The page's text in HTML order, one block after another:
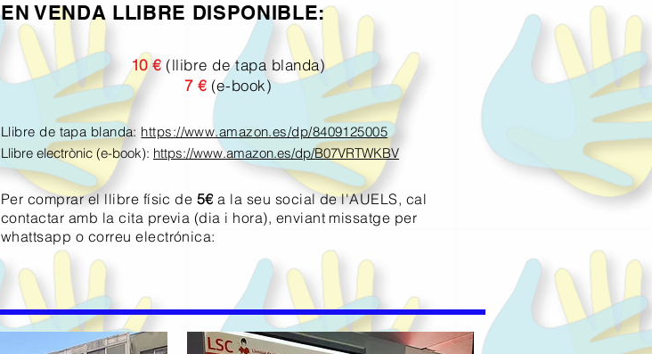
EN VENDA LLIBRE DISPONIBLE:
10 €(llibre de tapa blanda)
7 €(e-book)
Llibre de tapa blanda: https://www.amazon.es/dp/8409125005
Llibre electrònic (e-book): https://www.amazon.es/dp/B07VRTWKBV
Per comprar el llibre físic de 5€a la seu social de l'AUELS, cal
contactar amb la cita previa (dia i hora), enviant missatge per
whattsapp o correu electrónica: